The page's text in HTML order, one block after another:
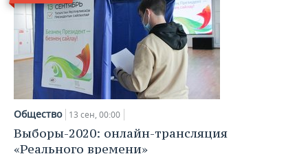
Общество 13 сен, 00:00
Выборы-2020: онлайн-трансляция
«Реального времени»